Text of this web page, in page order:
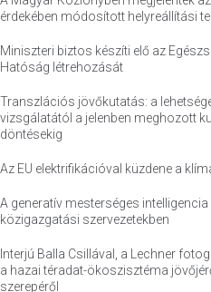
érdekében módosított helyreállítási
Miniszteri biztos készíti elő az
Hatóság létrehozását
Transzlációs jövőkutatás: a
vizsgálatától a jelenben meghozott
döntésekig
Az EU elektrifikációval küzdene a
A generatív mesterséges
közigazgatási szervezetekben
Interjú Balla Csillával, a Lechner
a hazai téradat-ökoszisztéma
szerepéről